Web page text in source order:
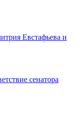
Евстафьева и
сенатора